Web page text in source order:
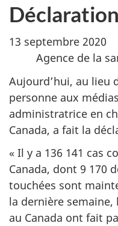
Déclaration
13 septembre
Agence de la
Aujourd’hui, au lieu
personne aux
administratrice en
Canada, a fait la
« Il y a 136 141 cas
Canada, dont 9 170
touchées sont
la dernière
au Canada ont fait